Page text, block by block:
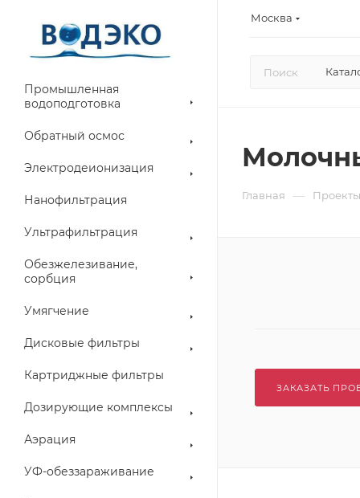
Москва
Промышленная
водоподготовка
Обратный осмос
Электродеионизация
Нанофильтрация
Ультрафильтрация
Обезжелезивание,
сорбция
Умягчение
Дисковые фильтры
Картриджные фильтры
Дозирующие комплексы
Аэрация
УФ-обеззараживание
Главная — Проекты
ЗАКАЗАТЬ